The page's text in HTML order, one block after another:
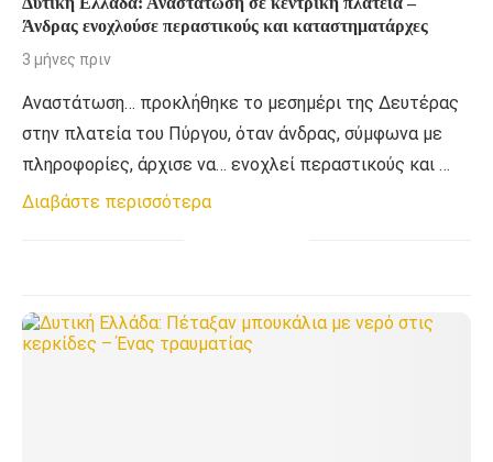
Άνδρας ενοχλούσε περαστικούς και καταστηματάρχες
3 μήνες πριν
Αναστάτωση… προκλήθηκε το μεσημέρι της Δευτέρας
στην πλατεία του Πύργου, όταν άνδρας, σύμφωνα με
πληροφορίες, άρχισε να… ενοχλεί περαστικούς και …
Διαβάστε περισσότερα